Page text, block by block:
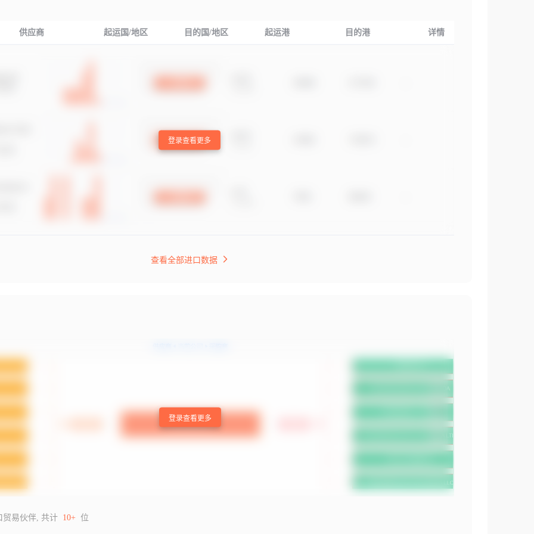
供应商 起运国/地区 目的国/地区 起运港 目的港 详情
登录查看更多
查看全部进口数据
登录查看更多
贸易伙伴, 共计 10+ 位